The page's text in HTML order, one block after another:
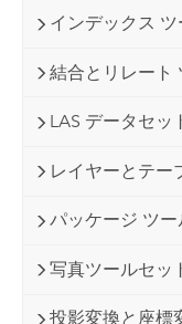
インデックス ツ
結合とリレート
LAS データセッ
レイヤーとテー
パッケージ ツー
写真ツールセッ
投影変換と座標